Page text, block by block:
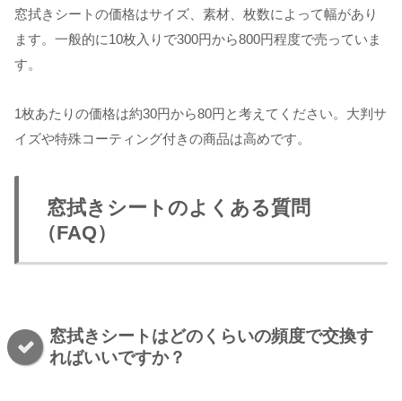
窓拭きシートの価格はサイズ、素材、枚数によって幅があり
ます。一般的に10枚入りで300円から800円程度で売っていま
す。
1枚あたりの価格は約30円から80円と考えてください。大判サ
イズや特殊コーティング付きの商品は高めです。
窓拭きシートのよくある質問
（FAQ）
窓拭きシートはどのくらいの頻度で交換す
ればいいですか？